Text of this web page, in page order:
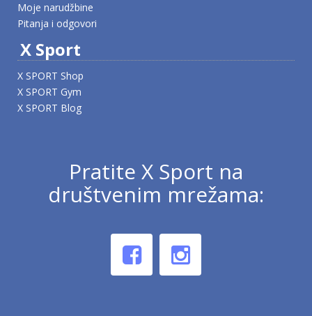
Moje narudžbine
Pitanja i odgovori
X Sport
X SPORT Shop
X SPORT Gym
X SPORT Blog
Pratite X Sport na
društvenim mrežama: